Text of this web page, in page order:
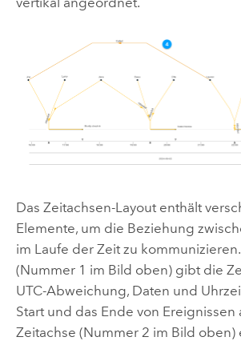
Das Zeitachsen-Layout enthält
Elemente, um die Beziehung
im Laufe der Zeit zu
(Nummer 1 im Bild oben) gibt die
UTC-Abweichung, Daten und
Start und das Ende von Ereignissen
Zeitachse (Nummer 2 im Bild oben)